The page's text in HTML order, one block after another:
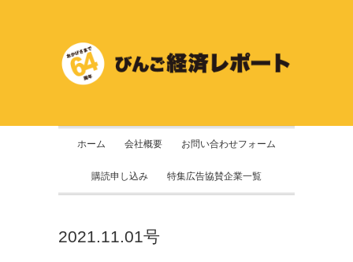
ホーム 会社概要 お問い合わせフォーム
購読申し込み 特集広告協賛企業一覧
2021.11.01号